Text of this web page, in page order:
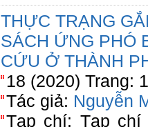
THỰC TRẠNG
SÁCH ỨNG PHÓ
CỨU Ở THÀNH
18 (2020) Trang:
Tác giả: Nguyễn
Tạp chí: Tạp chí